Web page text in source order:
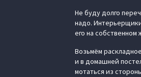
Не буду долго
надо.
его на
Возьмём
и в домашней
мотаться из